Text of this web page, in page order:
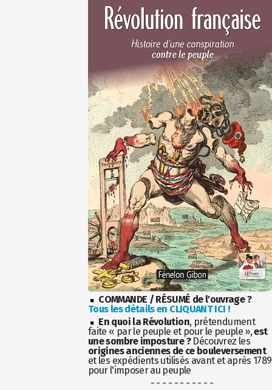
COMMANDE / RÉSUMÉ de l'ouvrage ?
Tous les détails en CLIQUANT ICI !
En quoi la Révolution, prétendument
faite « par le peuple et pour le peuple »,est
une sombre imposture ?Découvrez les
origines anciennes de ce bouleversement
et les expédients utilisés avant et après 1789
pour l'imposer au peuple
- - - - - - - - - - -